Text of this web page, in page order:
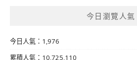
今日瀏覽人氣
今日人氣：1,976
累積人氣：10,725,110